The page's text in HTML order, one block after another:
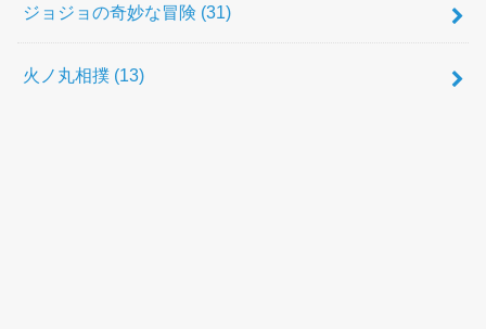
ジョジョの奇妙な冒険 (31)
火ノ丸相撲 (13)